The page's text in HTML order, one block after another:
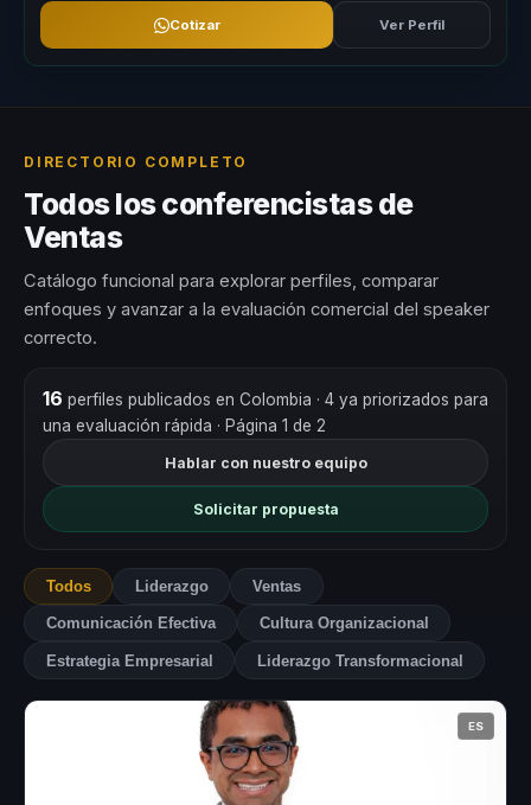
Cotizar Ver Perfil
DIRECTORIO COMPLETO
Todos los conferencistas de
Ventas
Catálogo funcional para explorar perfiles, comparar
enfoques y avanzar a la evaluación comercial del speaker
correcto.
16 perfiles publicados en Colombia · 4 ya priorizados para
una evaluación rápida · Página 1 de 2
Hablar con nuestro equipo
Solicitar propuesta
Todos Liderazgo Ventas
Comunicación Efectiva Cultura Organizacional
Estrategia Empresarial Liderazgo Transformacional
ES